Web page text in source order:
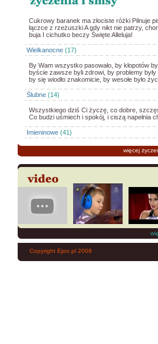
Cukrowy baranek ma złociste różki Pilnuje
łączce z rzeżuszki A gdy nikt nie patrzy,
buja I cichutko beczy Święte Alleluja!
Wielkanocne (17)
By Wam wszystko pasowało, by kłopotów
byście zawsze byli zdrowi, by problemy były
by się wiodło znakomicie, by wesołe było
Ślubne (14)
Wszystkiego dziś Ci życzę, co dobre,
Co budzi uśmiech i spokój, i ciszą napełnia
Imieninowe (41)
więcej
Copyright Ejoo.pl 2008